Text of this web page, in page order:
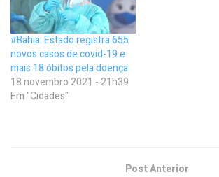
#Bahia: Estado registra 655
novos casos de covid-19 e
mais 18 óbitos pela doença
18 novembro 2021 - 21h39
Em "Cidades"
Post Anterior